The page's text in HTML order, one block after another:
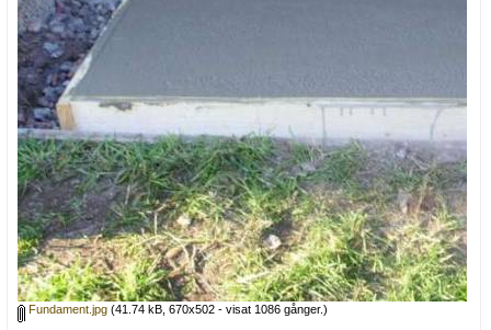
Fundament.jpg (41.74 kB, 670x502 - visat 1086 gånger.)